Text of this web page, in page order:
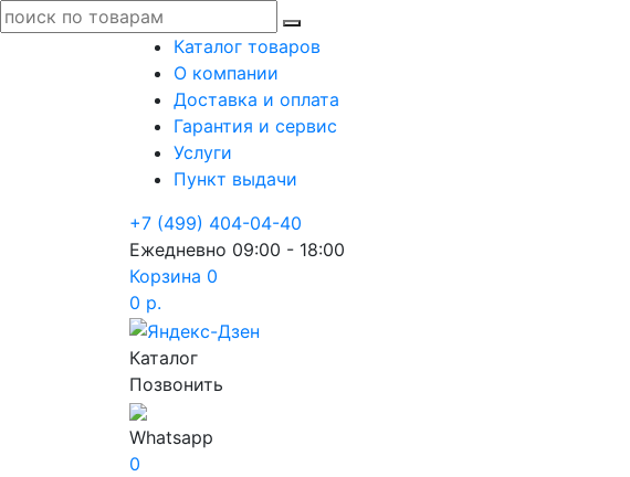
Каталог товаров
О компании
Доставка и оплата
Гарантия и сервис
Услуги
Пункт выдачи
+7 (499) 404-04-40
Ежедневно 09:00 - 18:00
Корзина 0
0 р.
Каталог
Позвонить
Whatsapp
0